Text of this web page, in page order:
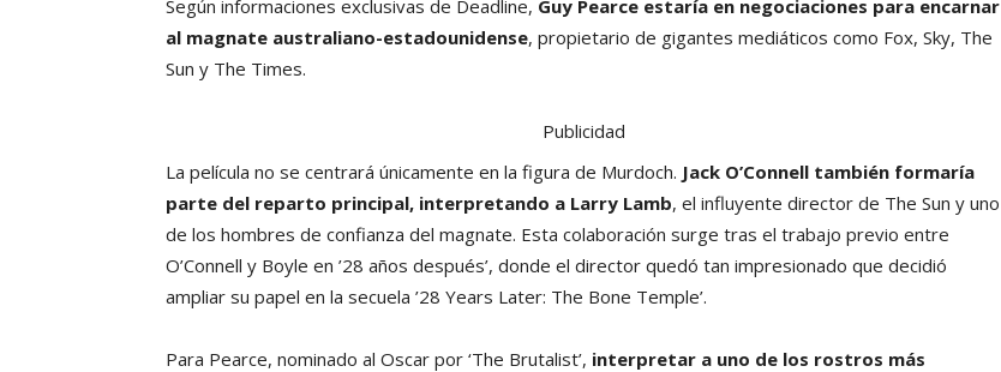
Según informaciones exclusivas de Deadline, Guy Pearce estaría en negociaciones para encarnar
al magnate australiano-estadounidense, propietario de gigantes mediáticos como Fox, Sky, The
Sun y The Times.
Publicidad
La película no se centrará únicamente en la figura de Murdoch. Jack O’Connell también formaría
parte del reparto principal, interpretando a Larry Lamb, el influyente director de The Sun y uno
de los hombres de confianza del magnate. Esta colaboración surge tras el trabajo previo entre
O’Connell y Boyle en ’28 años después’, donde el director quedó tan impresionado que decidió
ampliar su papel en la secuela ’28 Years Later: The Bone Temple’.
Para Pearce, nominado al Oscar por ‘The Brutalist’, interpretar a uno de los rostros más